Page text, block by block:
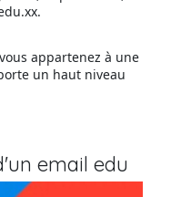
appartenez à une
un haut niveau
email edu